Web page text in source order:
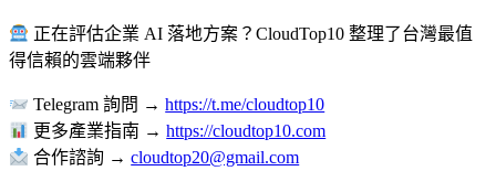
正在評估企業 AI 落地方案？CloudTop10 整理了台灣最值
得信賴的雲端夥伴
Telegram 詢問 →https://t.me/cloudtop10
更多產業指南 →https://cloudtop10.com
合作諮詢 →cloudtop20@gmail.com